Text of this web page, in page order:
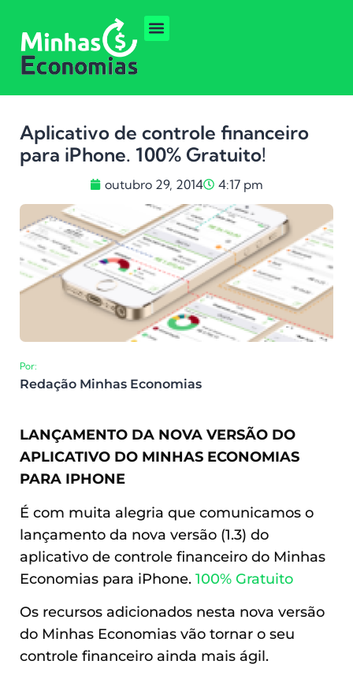
Aplicativo de controle financeiro
para iPhone. 100% Gratuito!
outubro 29, 2014 4:17 pm
Por:
Redação Minhas Economias
LANÇAMENTO DA NOVA VERSÃO DO
APLICATIVO DO MINHAS ECONOMIAS
PARA IPHONE
É com muita alegria que comunicamos o
lançamento da nova versão (1.3) do
aplicativo de controle financeiro do Minhas
Economias para iPhone. 100% Gratuito
Os recursos adicionados nesta nova versão
do Minhas Economias vão tornar o seu
controle financeiro ainda mais ágil.